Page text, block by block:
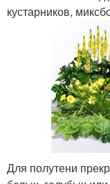
кустарников,
Для полутени